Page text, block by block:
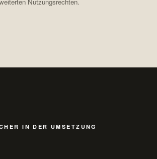
IN DER UMSETZUNG